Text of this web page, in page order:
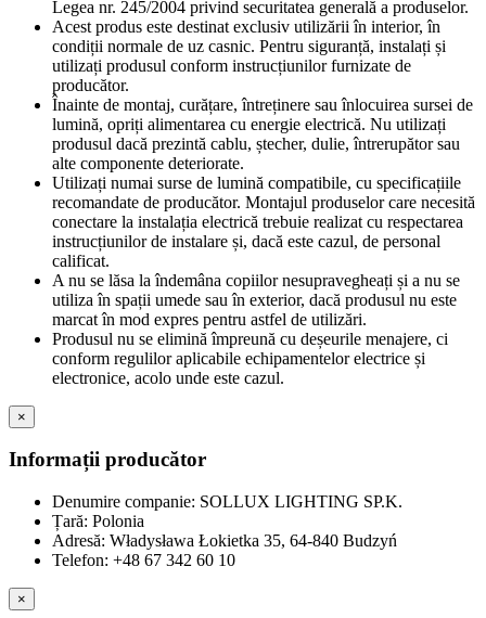
Legea nr. 245/2004 privind securitatea generală a produselor.
Acest produs este destinat exclusiv utilizării în interior, în
condiții normale de uz casnic. Pentru siguranță, instalați și
utilizați produsul conform instrucțiunilor furnizate de
producător.
Înainte de montaj, curățare, întreținere sau înlocuirea sursei de
lumină, opriți alimentarea cu energie electrică. Nu utilizați
produsul dacă prezintă cablu, ștecher, dulie, întrerupător sau
alte componente deteriorate.
Utilizați numai surse de lumină compatibile, cu specificațiile
recomandate de producător. Montajul produselor care necesită
conectare la instalația electrică trebuie realizat cu respectarea
instrucțiunilor de instalare și, dacă este cazul, de personal
calificat.
A nu se lăsa la îndemâna copiilor nesupravegheați și a nu se
utiliza în spații umede sau în exterior, dacă produsul nu este
marcat în mod expres pentru astfel de utilizări.
Produsul nu se elimină împreună cu deșeurile menajere, ci
conform regulilor aplicabile echipamentelor electrice și
electronice, acolo unde este cazul.
×
Informații producător
Denumire companie: SOLLUX LIGHTING SP.K.
Țară: Polonia
Adresă: Władysława Łokietka 35, 64-840 Budzyń
Telefon: +48 67 342 60 10
×